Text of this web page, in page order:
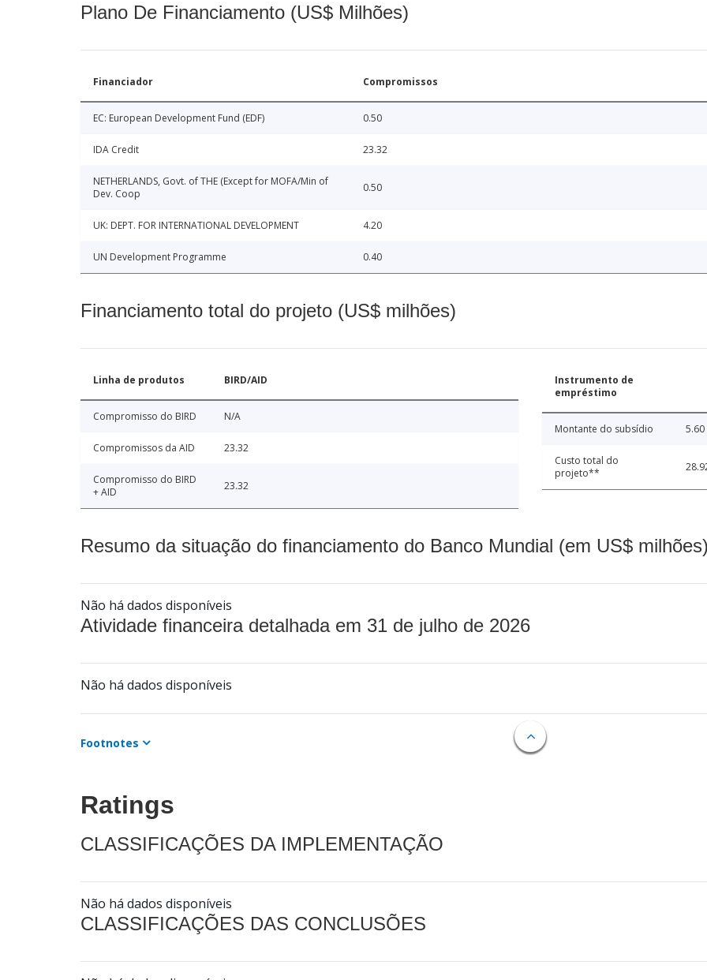
Plano De Financiamento (US$ Milhões)
Financiador Compromissos
EC: European Development Fund (EDF) 0.50
IDA Credit 23.32
NETHERLANDS, Govt. of THE (Except for MOFA/Min of
Dev. Coop
0.50
UK: DEPT. FOR INTERNATIONAL DEVELOPMENT 4.20
UN Development Programme 0.40
Financiamento total do projeto (US$ milhões)
Linha de produtos BIRD/AID
Compromisso do BIRD N/A
Compromissos da AID 23.32
Compromisso do BIRD
+ AID
23.32
Instrumento de
empréstimo
Montante do subsídio 5.60
Custo total do
projeto**
Resumo da situação do financiamento do Banco Mundial (em US$
Não há dados disponíveis
Atividade financeira detalhada em 31 de julho de 2026
Não há dados disponíveis
Footnotes
Ratings
CLASSIFICAÇÕES DA IMPLEMENTAÇÃO
Não há dados disponíveis
CLASSIFICAÇÕES DAS CONCLUSÕES